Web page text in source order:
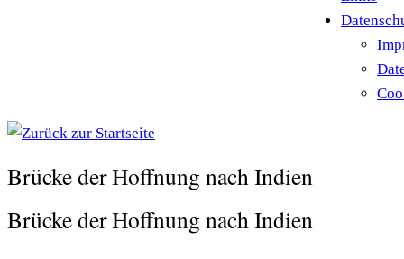
Brücke der Hoffnung nach Indien
Brücke der Hoffnung nach Indien